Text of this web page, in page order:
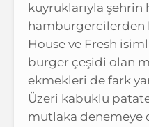
kuyruklarıyla şehrin
hamburgercilerden
House ve Fresh
burger çeşidi olan
ekmekleri de fark
Üzeri kabuklu
mutlaka denemeye